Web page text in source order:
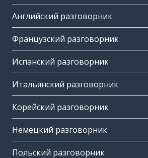
Английский разговорник
Французский разговорник
Испанский разговорник
Итальянский разговорник
Корейский разговорник
Немецкий разговорник
Польский разговорник